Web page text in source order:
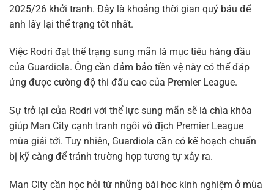
2025/26 khởi tranh. Đây là khoảng thời gian quý báu để
anh lấy lại thể trạng tốt nhất.
Việc Rodri đạt thể trạng sung mãn là mục tiêu hàng đầu
của Guardiola. Ông cần đảm bảo tiền vệ này có thể đáp
ứng được cường độ thi đấu cao của Premier League.
Sự trở lại của Rodri với thể lực sung mãn sẽ là chìa khóa
giúp Man City cạnh tranh ngôi vô địch Premier League
mùa giải tới. Tuy nhiên, Guardiola cần có kế hoạch chuẩn
bị kỹ càng để tránh trường hợp tương tự xảy ra.
Man City cần học hỏi từ những bài học kinh nghiệm ở mùa